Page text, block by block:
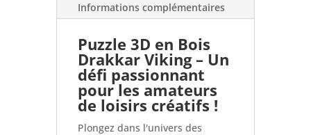
Informations complémentaires
Puzzle 3D en Bois
Drakkar Viking – Un
défi passionnant
pour les amateurs
de loisirs créatifs !
Plongez dans l'univers des